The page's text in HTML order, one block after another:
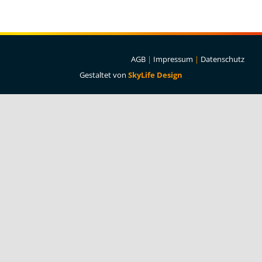
Kataloge
AGB | Impressum | Datenschutz
Gestaltet von SkyLife Design